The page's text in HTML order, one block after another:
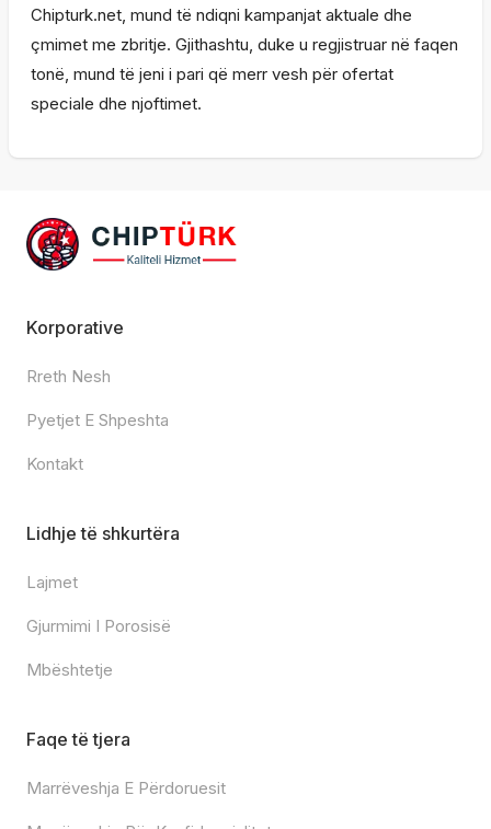
Chipturk.net, mund të ndiqni kampanjat aktuale dhe
çmimet me zbritje. Gjithashtu, duke u regjistruar në faqen
tonë, mund të jeni i pari që merr vesh për ofertat
speciale dhe njoftimet.
Korporative
Rreth Nesh
Pyetjet E Shpeshta
Kontakt
Lidhje të shkurtëra
Lajmet
Gjurmimi I Porosisë
Mbështetje
Faqe të tjera
Marrëveshja E Përdoruesit